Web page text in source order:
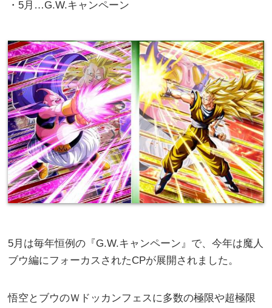
・5月…G.W.キャンペーン
5月は毎年恒例の『G.W.キャンペーン』で、今年は魔人
ブウ編にフォーカスされたCPが展開されました。
悟空とブウのＷドッカンフェスに多数の極限や超極限